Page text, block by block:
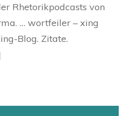
Rhetorikpodcasts von
… wortfeiler – xing
Blog. Zitate.